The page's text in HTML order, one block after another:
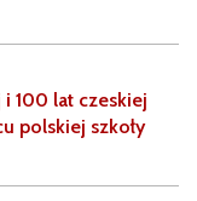
100 lat czeskiej
polskiej szkoły